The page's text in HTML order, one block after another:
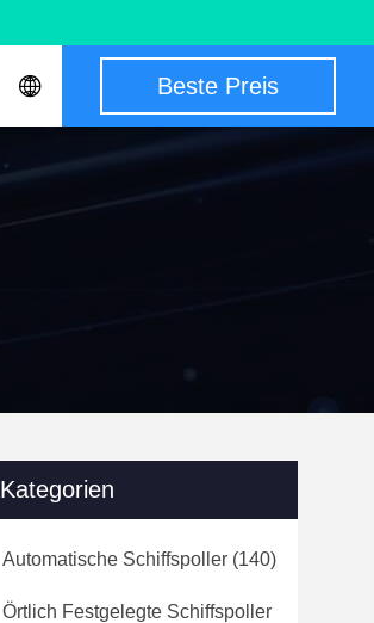
Beste Preis
Kategorien
Automatische Schiffspoller (140)
Örtlich Festgelegte Schiffspoller